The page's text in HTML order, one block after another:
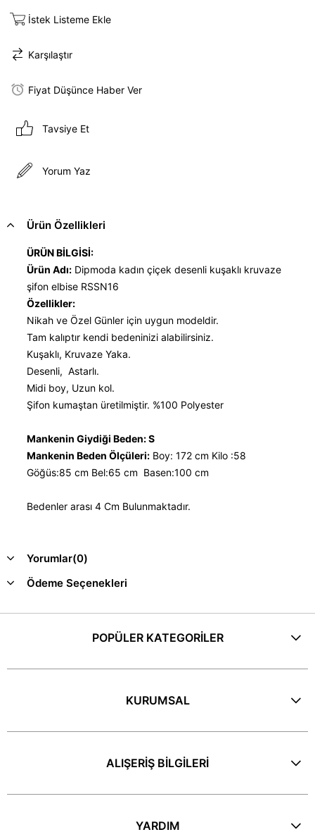
İstek Listeme Ekle
Karşılaştır
Fiyat Düşünce Haber Ver
Tavsiye Et
Yorum Yaz
Ürün Özellikleri
ÜRÜN BİLGİSİ:
Ürün Adı: Dipmoda kadın çiçek desenli kuşaklı kruvaze
şifon elbise RSSN16
Özellikler:
Nikah ve Özel Günler için uygun modeldir.
Tam kalıptır kendi bedeninizi alabilirsiniz.
Kuşaklı, Kruvaze Yaka.
Desenli, Astarlı.
Midi boy, Uzun kol.
Şifon kumaştan üretilmiştir. %100 Polyester
Mankenin Giydiği Beden: S
Mankenin Beden Ölçüleri: Boy: 172 cm Kilo :58
Göğüs:85 cm Bel:65 cm Basen:100 cm
Bedenler arası 4 Cm Bulunmaktadır.
Yorumlar(0)
Ödeme Seçenekleri
POPÜLER KATEGORİLER
KURUMSAL
ALIŞERİŞ BİLGİLERİ
YARDIM